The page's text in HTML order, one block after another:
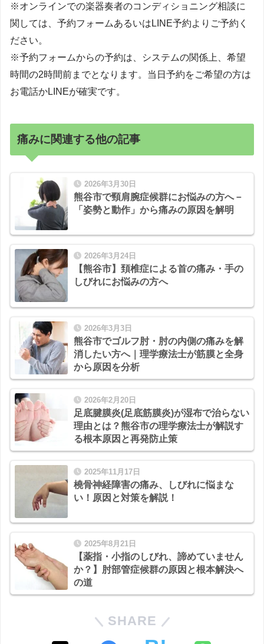
※オンラインでの楽器奏者のコンディショニング相談に
関しては、予約フォームあるいはLINE予約よりご予約く
ださい。
※予約フォームからの予約は、システムの関係上、希望
時間の2時間前までとなります。当日予約をご希望の方は
お電話かLINEが確実です。
痛みに関連する他の記事
2026年3月30日
熊谷市で頸肩腕症候群にお悩みの方へ－
「姿勢と動作」から痛みの原因を解明
2026年3月24日
【熊谷市】頚椎症による首の痛み・手の
しびれにお悩みの方へ
2026年3月3日
熊谷市でゴルフ肘・肘の内側の痛みを解
消したい方へ｜理学療法士が筋膜と全身
から原因を分析
2026年2月20日
足底腱膜炎(足底筋膜炎)が湿布で治らない
理由とは？熊谷市の理学療法士が解説す
る根本原因と再発防止策
2025年11月17日
橈骨神経障害の痛み、しびれに悩まな
い！原因と対策を解説！
2025年8月21日
【薬指・小指のしびれ、諦めていません
か？】肘部管症候群の原因と根本解決へ
の道
SHARE